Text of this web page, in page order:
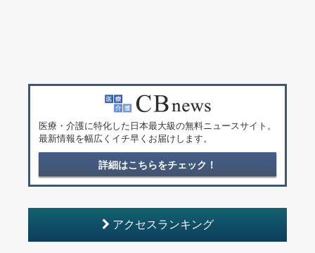
医療・介護に特化した日本最大級の無料ニュースサイト。
最新情報を幅広くイチ早くお届けします。
詳細はこちらをチェック！
アクセスランキング